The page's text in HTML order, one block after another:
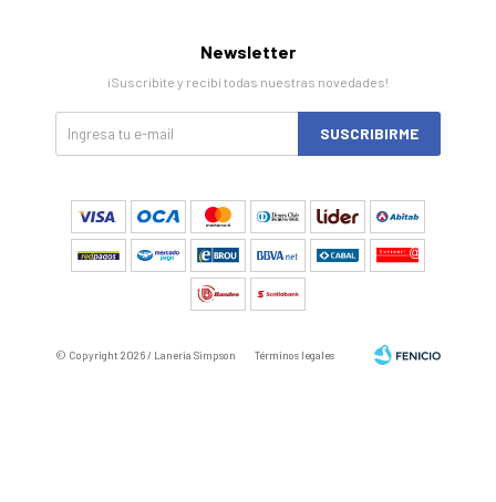
Newsletter
¡Suscribite y recibí todas nuestras novedades!
SUSCRIBIRME
© Copyright 2026 / Laneria Simpson Términos legales